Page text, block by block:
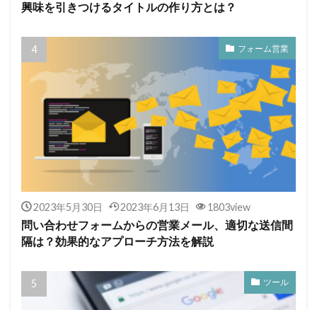
興味を引きつけるタイトルの作り方とは？
フォーム営業
2023年5月30日 2023年6月13日 1803view
問い合わせフォームからの営業メール、適切な送信間
隔は？効果的なアプローチ方法を解説
ツール